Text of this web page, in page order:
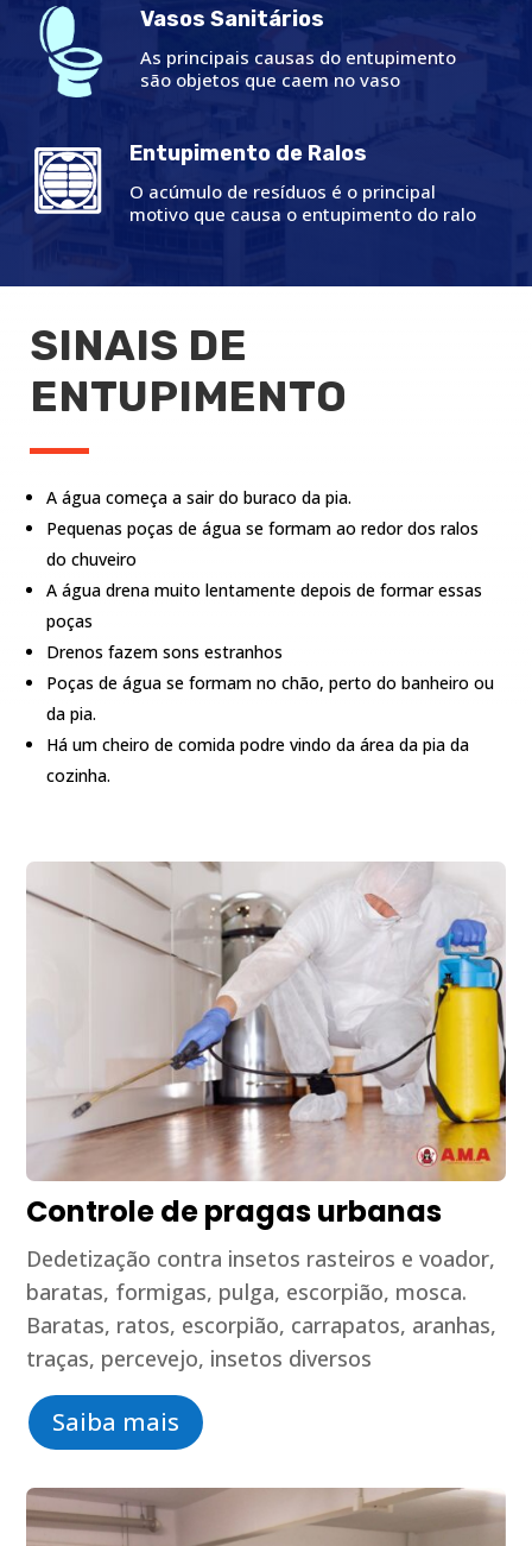
Vasos Sanitários
As principais causas do entupimento
são objetos que caem no vaso
Entupimento de Ralos
O acúmulo de resíduos é o principal
motivo que causa o entupimento do ralo
SINAIS DE
ENTUPIMENTO
A água começa a sair do buraco da pia.
Pequenas poças de água se formam ao redor dos ralos
do chuveiro
A água drena muito lentamente depois de formar essas
poças
Drenos fazem sons estranhos
Poças de água se formam no chão, perto do banheiro ou
da pia.
Há um cheiro de comida podre vindo da área da pia da
cozinha.
Controle de pragas urbanas
Dedetização contra insetos rasteiros e voador,
baratas, formigas, pulga, escorpião, mosca.
Baratas, ratos, escorpião, carrapatos, aranhas,
traças, percevejo, insetos diversos
Saiba mais